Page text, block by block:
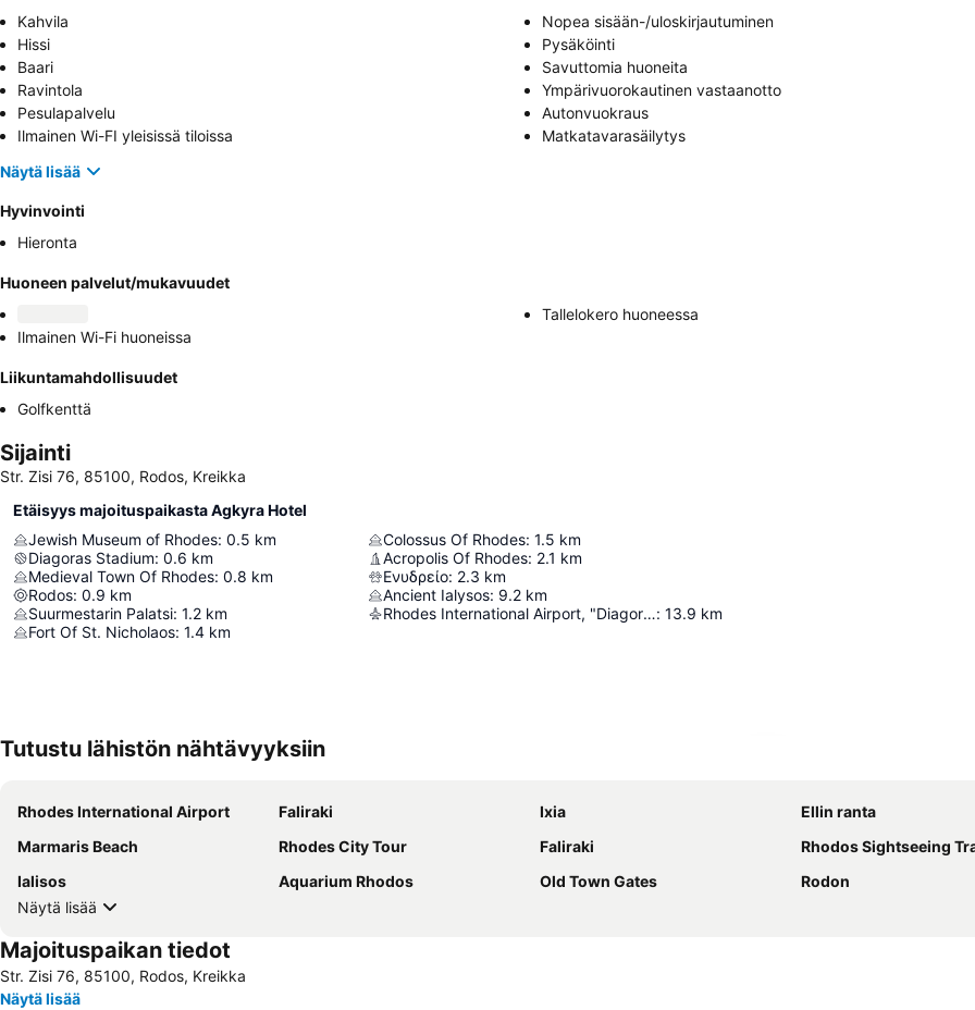
Kahvila
Nopea sisään-/uloskirjautuminen
Hissi
Pysäköinti
Baari
Savuttomia huoneita
Ravintola
Ympärivuorokautinen vastaanotto
Pesulapalvelu
Autonvuokraus
Ilmainen Wi-FI yleisissä tiloissa
Matkatavarasäilytys
Näytä lisää
Hyvinvointi
Hieronta
Huoneen palvelut/mukavuudet
Tallelokero huoneessa
Ilmainen Wi-Fi huoneissa
Liikuntamahdollisuudet
Golfkenttä
Sijainti
Str. Zisi 76, 85100, Rodos, Kreikka
Etäisyys majoituspaikasta Agkyra Hotel
Jewish Museum of Rhodes: 0.5 km
Diagoras Stadium: 0.6 km
Medieval Town Of Rhodes: 0.8 km
Rodos: 0.9 km
Suurmestarin Palatsi: 1.2 km
Fort Of St. Nicholaos: 1.4 km
Colossus Of Rhodes: 1.5 km
Acropolis Of Rhodes: 2.1 km
Ενυδρείο: 2.3 km
Ancient Ialysos: 9.2 km
Rhodes International Airport, "Diagoras": 13.9 km
Tutustu lähistön nähtävyyksiin
Rhodes International Airport Faliraki Ixia
Ellin ranta
Marmaris Beach
Rhodes City Tour Faliraki
Rhodos Sightseeing
Ialisos
Aquarium Rhodos Old Town Gates
Rodon
Näytä lisää
Majoituspaikan tiedot
Str. Zisi 76, 85100, Rodos, Kreikka
Näytä lisää